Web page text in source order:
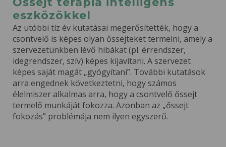
eszközökkel
Az utóbbi tíz év kutatásai megerősítették, hogy a
csontvelő is képes olyan őssejteket termelni, amely a
szervezetünkben lévő hibákat (pl. érrendszer,
idegrendszer, szív) képes kijavítani. A szervezet
képes saját magát „gyógyítani”. További kutatások
arra engednek következtetni, hogy számos
élelmiszer alkalmas arra, hogy a csontvelő őssejt
termelő munkáját fokozza. Azonban az „őssejt
fokozás” problémája nem ilyen egyszerű.